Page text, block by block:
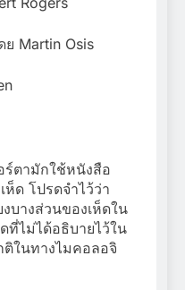
ย Martin Osis
ร์ตามักใช้หนังสือ
ห็ด โปรดจำไว้ว่า
บางส่วนของเห็ดใน
ไม่ได้อธิบายไว้ใน
ติในทางไมคอลอจิ